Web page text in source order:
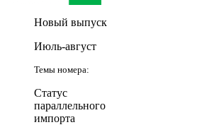
Новый выпуск
Июль-август
Темы номера:
Статус
параллельного
импорта